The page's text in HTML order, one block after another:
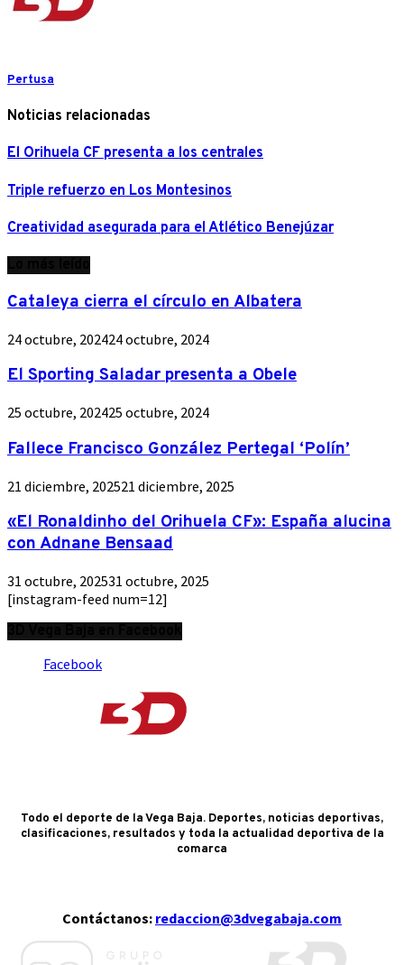
Pertusa
Noticias relacionadas
El Orihuela CF presenta a los centrales
Triple refuerzo en Los Montesinos
Creatividad asegurada para el Atlético Benejúzar
Cataleya cierra el círculo en Albatera
24 octubre, 202424 octubre, 2024
El Sporting Saladar presenta a Obele
25 octubre, 202425 octubre, 2024
Fallece Francisco González Pertegal ‘Polín’
21 diciembre, 202521 diciembre, 2025
«El Ronaldinho del Orihuela CF»: España alucina
con Adnane Bensaad
31 octubre, 202531 octubre, 2025
[instagram-feed num=12]
Facebook
Todo el deporte de la Vega Baja. Deportes, noticias deportivas,
clasificaciones, resultados y toda la actualidad deportiva de la
comarca
Contáctanos: redaccion@3dvegabaja.com